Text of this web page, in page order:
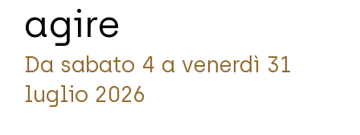
agire
Da sabato 4 a venerdì 31
luglio 2026